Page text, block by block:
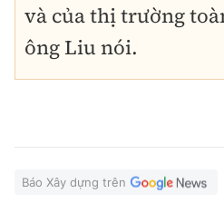
và của thị trường
ông Liu nói.
Báo Xây dựng trên